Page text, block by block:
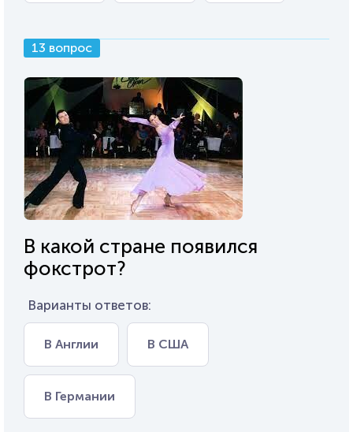
13 вопрос
В какой стране появился
фокстрот?
Варианты ответов:
В Англии В США
В Германии